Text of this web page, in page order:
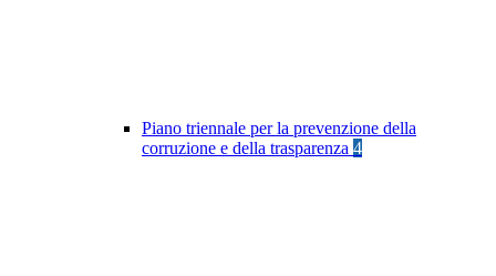
Piano triennale per la prevenzione della
corruzione e della trasparenza 4